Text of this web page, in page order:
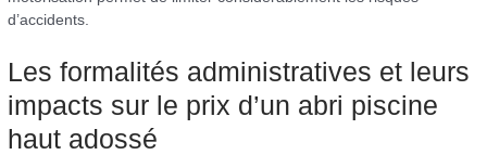
d’accidents.
Les formalités administratives et leurs
impacts sur le prix d’un abri piscine
haut adossé